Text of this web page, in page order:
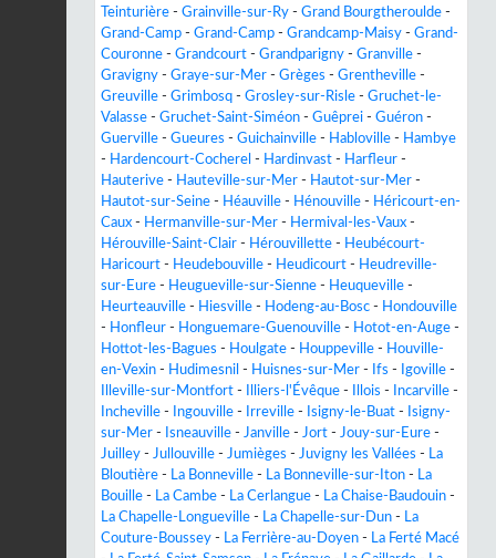
Teinturière - Grainville-sur-Ry - Grand Bourgtheroulde -
Grand-Camp - Grand-Camp - Grandcamp-Maisy - Grand-
Couronne - Grandcourt - Grandparigny - Granville -
Gravigny - Graye-sur-Mer - Grèges - Grentheville -
Greuville - Grimbosq - Grosley-sur-Risle - Gruchet-le-
Valasse - Gruchet-Saint-Siméon - Guêprei - Guéron -
Guerville - Gueures - Guichainville - Habloville - Hambye
- Hardencourt-Cocherel - Hardinvast - Harfleur -
Hauterive - Hauteville-sur-Mer - Hautot-sur-Mer -
Hautot-sur-Seine - Héauville - Hénouville - Héricourt-en-
Caux - Hermanville-sur-Mer - Hermival-les-Vaux -
Hérouville-Saint-Clair - Hérouvillette - Heubécourt-
Haricourt - Heudebouville - Heudicourt - Heudreville-
sur-Eure - Heugueville-sur-Sienne - Heuqueville -
Heurteauville - Hiesville - Hodeng-au-Bosc - Hondouville
- Honfleur - Honguemare-Guenouville - Hotot-en-Auge -
Hottot-les-Bagues - Houlgate - Houppeville - Houville-
en-Vexin - Hudimesnil - Huisnes-sur-Mer - Ifs - Igoville -
Illeville-sur-Montfort - Illiers-l'Évêque - Illois - Incarville -
Incheville - Ingouville - Irreville - Isigny-le-Buat -
Isigny-
sur-Mer - Isneauville - Janville - Jort - Jouy-sur-Eure -
Juilley - Jullouville - Jumièges - Juvigny les Vallées - La
Bloutière - La Bonneville - La Bonneville-sur-Iton - La
Bouille - La Cambe - La Cerlangue - La Chaise-Baudouin -
La Chapelle-Longueville - La Chapelle-sur-Dun - La
Couture-Boussey - La Ferrière-au-Doyen - La Ferté Macé